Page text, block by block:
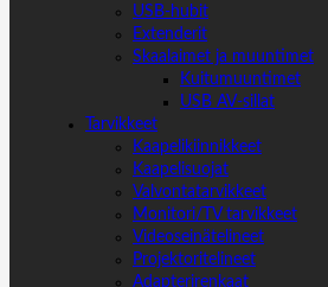
USB-hubit
Extenderit
Skaalaimet ja muuntimet
Kuitumuuntimet
USB AV-sillat
Tarvikkeet
Kaapelikiinnikkeet
Kaapelisuojat
Valvontatarvikkeet
Monitori/TV tarvikkeet
Videoseinätelineet
Projektoritelineet
Adapterirenkaat